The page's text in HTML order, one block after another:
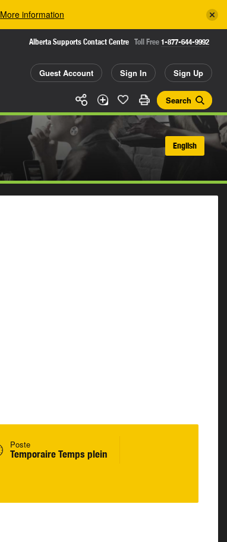
More information
Alberta Supports Contact Centre Toll Free 1-877-644-9992
Guest Account Sign In Sign Up
Search
English
Poste
Temporaire Temps plein